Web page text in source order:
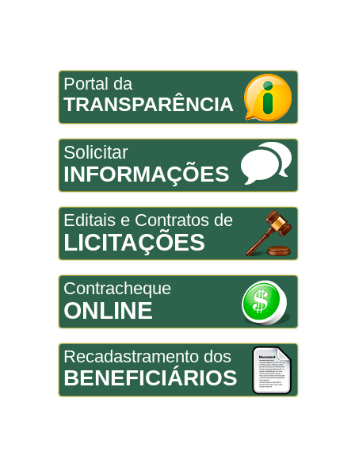
Portal da
TRANSPARÊNCIA
Solicitar
INFORMAÇÕES
Editais e Contratos de
LICITAÇÕES
Contracheque
ONLINE
Recadastramento dos
BENEFICIÁRIOS